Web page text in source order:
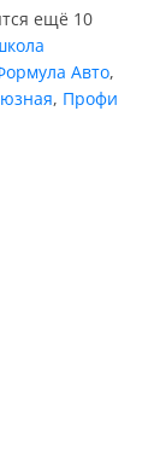
ещё 10
Авто,
, Профи